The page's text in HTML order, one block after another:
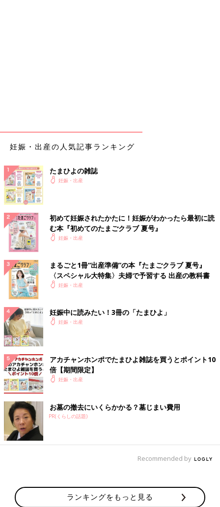
妊娠・出産の人気記事ランキング
たまひよの雑誌
妊娠・出産
初めて妊娠されたかたに！妊娠がわかったら最初に読
む本『初めてのたまごクラブ 夏号』
妊娠・出産
まるごと1冊“出産準備”の本『たまごクラブ 夏号』
〈スペシャル大特集〉夫婦で予習する 出産の教科書
妊娠・出産
妊娠中に読みたい！3冊の「たまひよ」
妊娠・出産
アカチャンホンポでたまひよ雑誌を買うとポイント10
倍【期間限定】
妊娠・出産
お墓の撤去にいくらかかる？墓じまい費用
PR(くらしの話題)
Recommended by
ランキングをもっと見る